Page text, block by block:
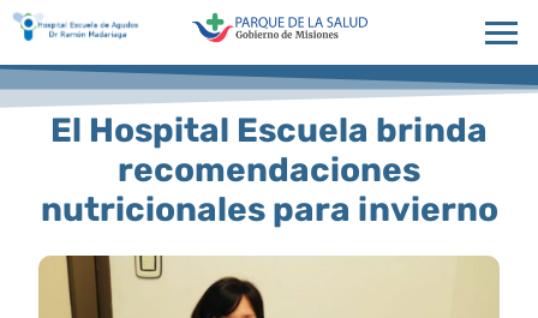
El Hospital Escuela brinda
recomendaciones
nutricionales para invierno